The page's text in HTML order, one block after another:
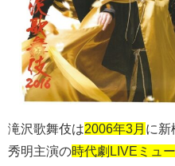
滝沢歌舞伎は2006年3月 に新
秀明主演の時代劇LIVEミュ